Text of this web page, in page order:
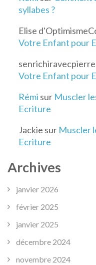
syllabes ?
Elise
Votre Enfant pour
Votre Enfant pour
Rémi sur Muscler
Ecriture
Jackie sur Muscler
Ecriture
Archives
janvier 2026
février 2025
janvier 2025
décembre 2024
novembre 2024